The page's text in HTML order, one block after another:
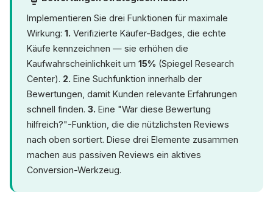
Implementieren Sie drei Funktionen für maximale
Wirkung: 1. Verifizierte Käufer-Badges, die echte
Käufe kennzeichnen — sie erhöhen die
Kaufwahrscheinlichkeit um 15% (Spiegel Research
Center). 2. Eine Suchfunktion innerhalb der
Bewertungen, damit Kunden relevante Erfahrungen
schnell finden. 3. Eine "War diese Bewertung
hilfreich?"-Funktion, die die nützlichsten Reviews
nach oben sortiert. Diese drei Elemente zusammen
machen aus passiven Reviews ein aktives
Conversion-Werkzeug.